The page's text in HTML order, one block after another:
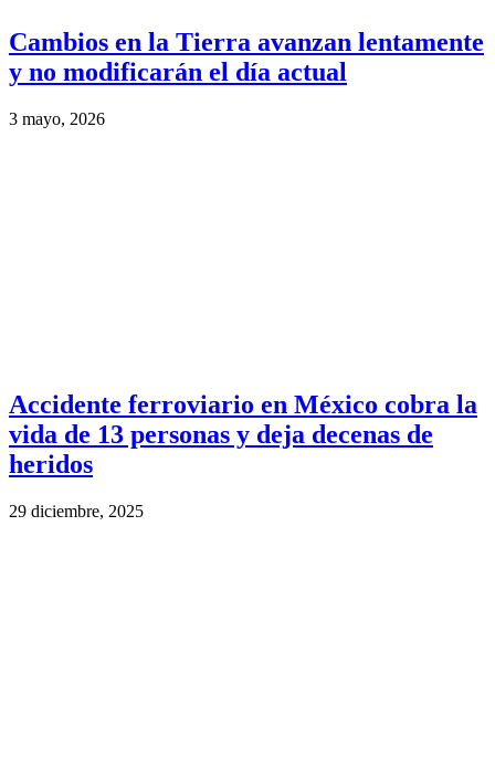
Cambios en la Tierra avanzan lentamente
y no modificarán el día actual
3 mayo, 2026
Accidente ferroviario en México cobra la
vida de 13 personas y deja decenas de
heridos
29 diciembre, 2025